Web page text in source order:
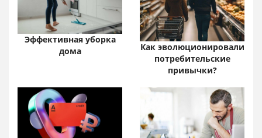
Эффективная уборка
дома
Как эволюционировали
потребительские
привычки?